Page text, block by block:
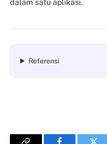
dalam satu aplikasi.
Referensi